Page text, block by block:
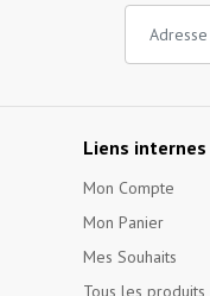
Liens internes
Mon Compte
Mon Panier
Mes Souhaits
Tous les produits